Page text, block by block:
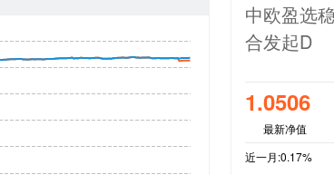
中欧盈选
合发起D
1.0506
最新净值
近一月:0.17%